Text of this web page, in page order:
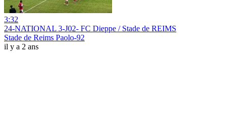
3:32
24-NATIONAL 3-J02- FC Dieppe / Stade de REIMS
Stade de Reims Paolo-92
il y a 2 ans